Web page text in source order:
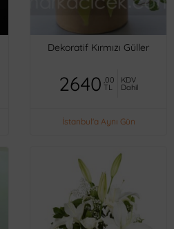
Dekoratif Kırmızı Güller
2640 ,00
TL
KDV
Dahil
İstanbul'a Aynı Gün